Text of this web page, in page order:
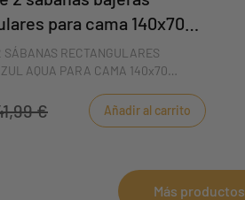
para cama 140x70
Original Aqua Blue
SÁBANAS RECTANGULARES
AQUA PARA CAMA 140x70
un juego de dos sábanas
100% algodón. Suaves y
€ Añadir al carrito
Más productos